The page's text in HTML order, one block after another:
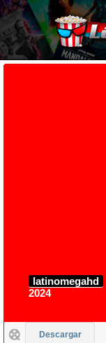
latinomegahd
2024
Descargar